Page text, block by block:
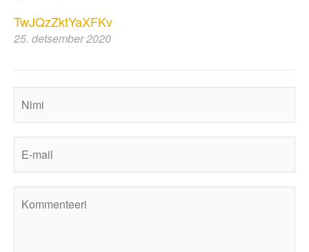
TwJQzZktYaXFKv
25. detsember 2020